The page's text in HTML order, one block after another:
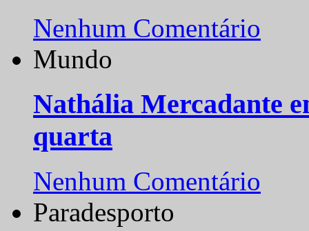
Nenhum Comentário
Mundo
Nathália Mercadante
quarta
Nenhum Comentário
Paradesporto